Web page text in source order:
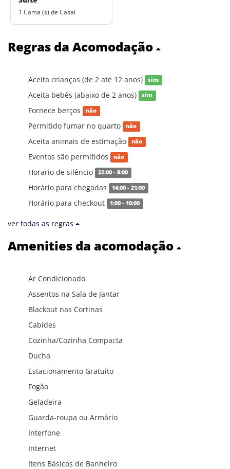
1 Cama (s) de Casal
Regras da Acomodação
Aceita crianças (de 2 até 12 anos) sim
Aceita bebês (abaixo de 2 anos) sim
Fornece berços não
Permitido fumar no quarto não
Aceita animais de estimação não
Eventos são permitidos não
Horario de silêncio 22:00 - 8:00
Horário para chegadas 14:00 - 21:00
Horário para checkout 1:00 - 10:00
ver todas as regras
Amenities da acomodação
Ar Condicionado
Assentos na Sala de Jantar
Blackout nas Cortinas
Cabides
Cozinha/Cozinha Compacta
Ducha
Estacionamento Gratuito
Fogão
Geladeira
Guarda-roupa ou Armário
Interfone
Internet
Itens Básicos de Banheiro